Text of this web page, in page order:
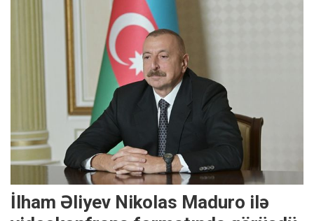
İlham Əliyev Nikolas Maduro ilə